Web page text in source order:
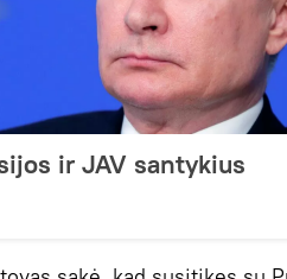
ir JAV santykius